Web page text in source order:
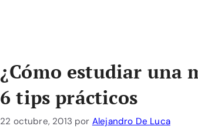
¿Cómo estudiar una
6 tips prácticos
22 octubre, 2013 por Alejandro De Luca